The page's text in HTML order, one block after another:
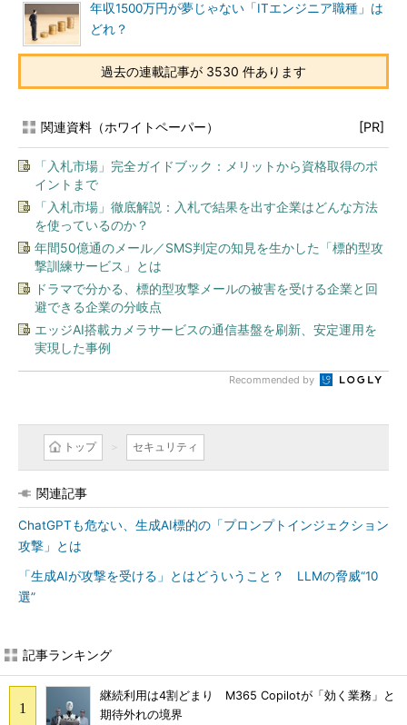
年収1500万円が夢じゃない「ITエンジニア職種」は
どれ？
過去の連載記事が 3530 件あります
関連資料（ホワイトペーパー） [PR]
「入札市場」完全ガイドブック：メリットから資格取得のポ
イントまで
「入札市場」徹底解説：入札で結果を出す企業はどんな方法
を使っているのか？
年間50億通のメール／SMS判定の知見を生かした「標的型攻
撃訓練サービス」とは
ドラマで分かる、標的型攻撃メールの被害を受ける企業と回
避できる企業の分岐点
エッジAI搭載カメラサービスの通信基盤を刷新、安定運用を
実現した事例
Recommended by
トップ セキュリティ
関連記事
ChatGPTも危ない、生成AI標的の「プロンプトインジェクション
攻撃」とは
「生成AIが攻撃を受ける」とはどういうこと？ LLMの脅威“10
選”
記事ランキング
継続利用は4割どまり M365 Copilotが「効く業務」と
期待外れの境界